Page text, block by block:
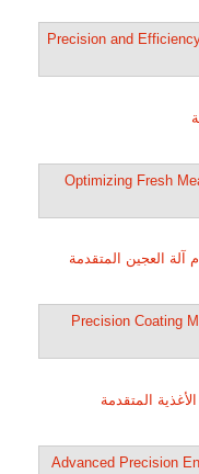
آلة العجين المتقدمة
المتقدمة